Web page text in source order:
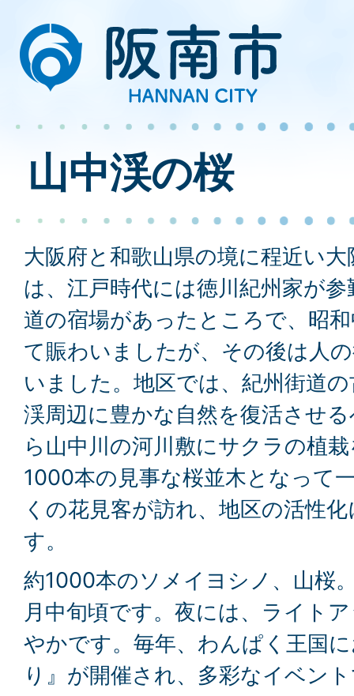
山中渓の桜
大阪府と和歌山県の境に程近い
は、江戸時代には徳川紀州家が
道の宿場があったところで、昭
て賑わいましたが、その後は人
いました。地区では、紀州街道
渓周辺に豊かな自然を復活させ
ら山中川の河川敷にサクラの植
1000本の見事な桜並木となって
くの花見客が訪れ、地区の活性
す。
約1000本のソメイヨシノ、山桜
月中旬頃です。夜には、ライト
やかです。毎年、わんぱく王国
り』が開催され、多彩なイベン